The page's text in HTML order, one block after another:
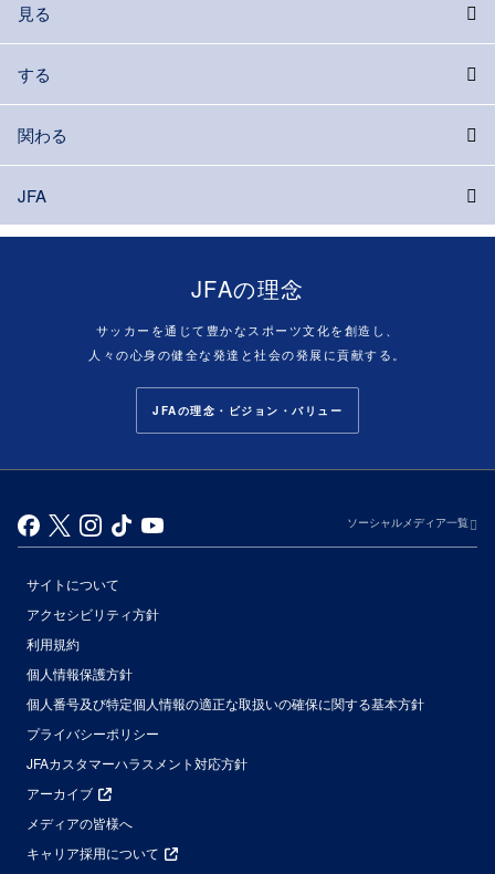
見る
する
関わる
JFA
JFAの理念
サッカーを通じて豊かなスポーツ文化を創造し、
人々の心身の健全な発達と社会の発展に貢献する。
JFAの理念・ビジョン・バリュー
ソーシャルメディア一覧
サイトについて
アクセシビリティ方針
利用規約
個人情報保護方針
個人番号及び特定個人情報の適正な取扱いの確保に関する基本方針
プライバシーポリシー
JFAカスタマーハラスメント対応方針
アーカイブ
メディアの皆様へ
キャリア採用について